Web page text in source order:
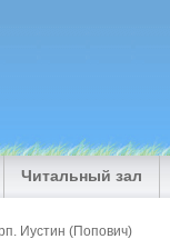
Читальный зал
Иустин (Попович)